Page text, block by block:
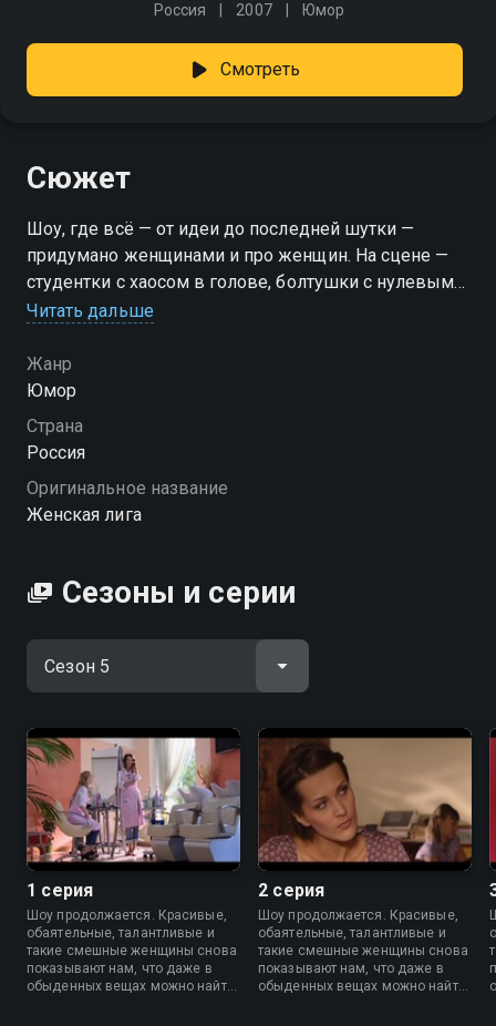
Россия 2007 Юмор
Смотреть
Сюжет
Шоу, где всё — от идеи до последней шутки —
придумано женщинами и про женщин. На сцене —
студентки с хаосом в голове, болтушки с нулевым
фильтром, хозяйки, владеющие утюгом и
каждой — свои заморочки, но всех объединяет одно:
без Парней, Денег и Любви эта жизнь была бы куда
скучнее. Ирония, саморазоблачение и много смеха —
всё по-честному и от души. «Женская лига» —
Посмотреть онлайн 5 сезон сериала Женская лига
Читать дальше
Жанр
Юмор
Страна
Россия
Оригинальное название
Женская лига
Сезоны и серии
1 серия
Шоу продолжается. Красивые,
обаятельные, талантливые и
такие смешные женщины снова
показывают нам, что даже в
обыденных вещах можно найти
2 серия
Шоу продолжается. Красивые,
обаятельные, талантливые и
такие смешные женщины снова
показывают нам, что даже в
обыденных вещах можно найти